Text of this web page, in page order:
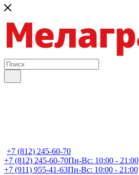
+7 (812) 245-60-70
+7 (812) 245-60-70Пн-Вс: 10:00 - 21:00
+7 (911) 955-41-63Пн-Вс: 10:00 - 21:00